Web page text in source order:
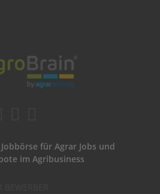
für Agrar Jobs und
im Agribusiness